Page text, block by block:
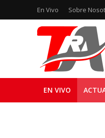
En Vivo Sobre
EN VIVO